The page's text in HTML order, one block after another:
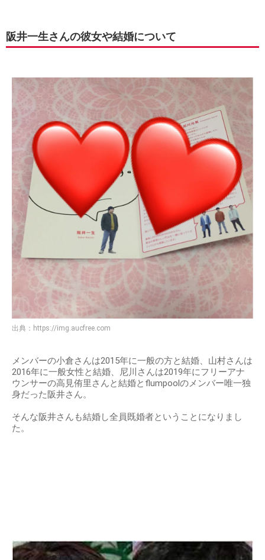
阪井一生さんの彼女や結婚について
出典： https://img.aucfree.com
メンバーの小倉さんは2015年に一般の方と結婚、山村さんは
2016年に一般女性と結婚、尼川さんは2019年にフリーアナ
ウンサーの高見侑里さんと結婚とflumpoolのメンバー唯一独
身だった阪井さん。
そんな阪井さんも結婚し全員既婚者ということになりまし
た。